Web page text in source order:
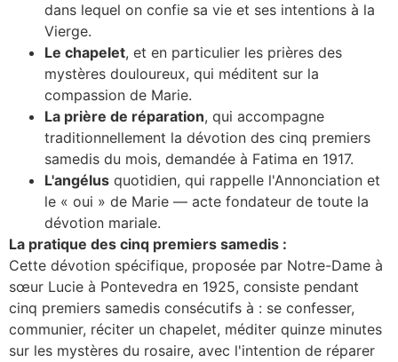
dans lequel on confie sa vie et ses intentions à la
Vierge.
Le chapelet, et en particulier les prières des
mystères douloureux, qui méditent sur la
compassion de Marie.
La prière de réparation, qui accompagne
traditionnellement la dévotion des cinq premiers
samedis du mois, demandée à Fatima en 1917.
L'angélus quotidien, qui rappelle l'Annonciation et
le « oui » de Marie — acte fondateur de toute la
dévotion mariale.
La pratique des cinq premiers samedis :
Cette dévotion spécifique, proposée par Notre-Dame à
sœur Lucie à Pontevedra en 1925, consiste pendant
cinq premiers samedis consécutifs à : se confesser,
communier, réciter un chapelet, méditer quinze minutes
sur les mystères du rosaire, avec l'intention de réparer